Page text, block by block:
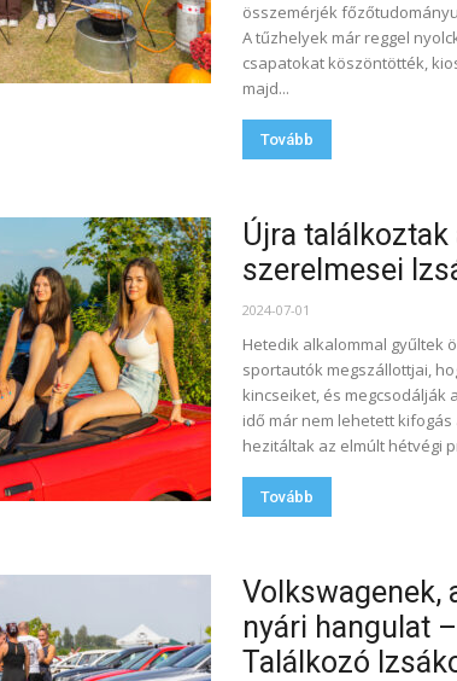
összemérjék
A tűzhelyek már reggel
csapatokat köszöntötték,
majd...
Tovább
Újra
szerelmesei
2024-07-01
Hetedik alkalommal gyűltek
sportautók megszállottjai,
kincseiket, és megcsodálják
idő már nem lehetett
hezitáltak az elmúlt hétvégi
Tovább
Volkswagenek,
nyári hangulat
Találkozó